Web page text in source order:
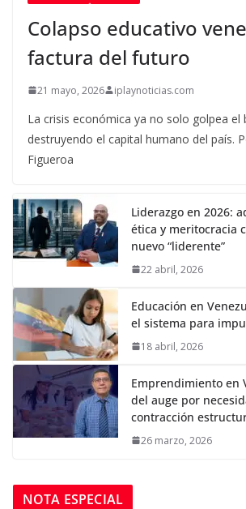
Colapso educativo
factura del futuro
21 mayo, 2026 iplaynoticias.com
La crisis económica ya no solo golpea el
destruyendo el capital humano del país.
Figueroa
Liderazgo en 2026:
ética y meritocracia
nuevo “liderente”
22 abril, 2026
Educación en
el sistema para
18 abril, 2026
Emprendimiento en
del auge por
contracción
26 marzo, 2026
NOTA ESPECIAL